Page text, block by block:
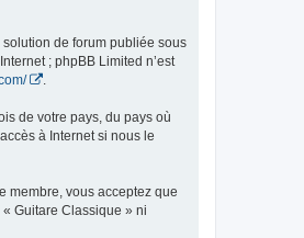
de forum publiée sous
; phpBB Limited n’est
.
de votre pays, du pays où
à Internet si nous le
membre, vous acceptez que
Guitare Classique » ni